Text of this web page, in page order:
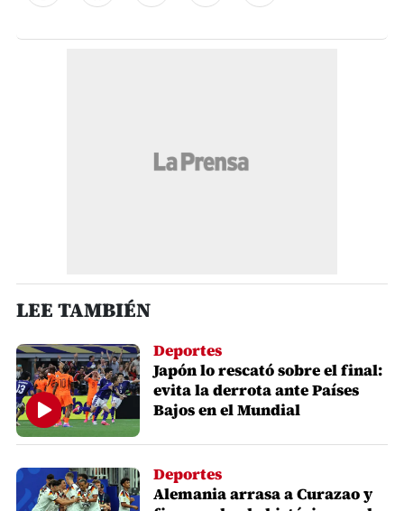
LEE TAMBIÉN
Deportes
Japón lo rescató sobre el final:
evita la derrota ante Países
Bajos en el Mundial
Deportes
Alemania arrasa a Curazao y